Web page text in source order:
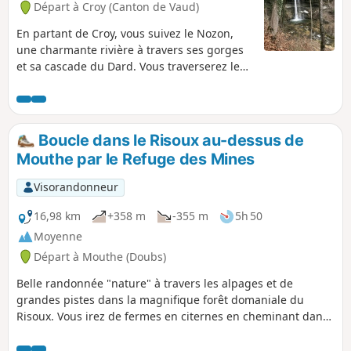
village, possibilité de se garer au-dessus du
cimetière (rue du Four) et de rejoindre le
sentier qui suit le Nozon directement en bas
du cimetière (escalier le long du cimetière).
Départ à Croy (Canton de Vaud)
En partant de Croy, vous suivez le Nozon,
une charmante rivière à travers ses gorges
et sa cascade du Dard. Vous traverserez le
vous rendre ensuite à l'ancienne abbatiale
de Romainmôtier qui fut fondée au milieu
du Ve siècle.
Boucle dans le Risoux au-dessus de
Mouthe par le Refuge des Mines
Visorandonneur
16,98 km
+358 m -355 m
5h 50
Moyenne
Départ à Mouthe (Doubs)
Belle randonnée "nature" à travers les alpages et de
grandes pistes dans la magnifique forêt domaniale du
Risoux. Vous irez de fermes en citernes en cheminant dans